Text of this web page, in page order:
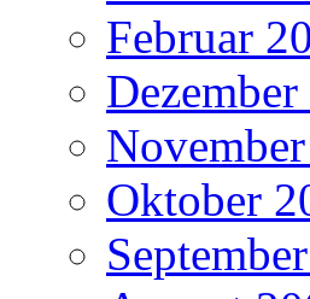
Februar
Oktober